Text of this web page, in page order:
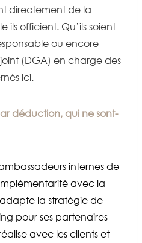
directement de la
ils officient. Qu’ils soient
ou encore
(DGA) en charge des
ici.
déduction, qui ne sont-
internes de
avec la
la stratégie de
pour ses partenaires
avec les clients et